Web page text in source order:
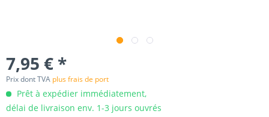
7,95 € *
Prix dont TVA plus frais de port
Prêt à expédier immédiatement,
délai de livraison env. 1-3 jours ouvrés